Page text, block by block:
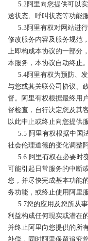
5.2阿里向您提供可以实
送状态、呼叫状态等功能服
5.3阿里有权对网站进行
修改服务内容及服务规范
上即构成本协议的一部分
本服务，本协议自动终止。
5.4阿里有权为预防、发
与您或其关联公司协议、
督。阿里有权根据最终用
督检查，自行决定您及其
以此中止或终止向您提供服
5.5 阿里有权根据中国
社会伦理道德的变化调整
5.6 阿里有权在必要时
可能引起日常服务的中断
您，并尽快完成基本功能
务功能，或终止使用阿里服
5.7您的应用及您所从事
利益构成任何现实或潜在
并终止阿里向您提供的所
补偿，同时阿里保留追究